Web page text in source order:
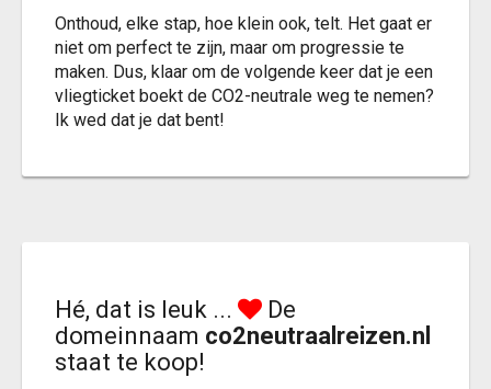
Onthoud, elke stap, hoe klein ook, telt. Het gaat er
niet om perfect te zijn, maar om progressie te
maken. Dus, klaar om de volgende keer dat je een
vliegticket boekt de CO2-neutrale weg te nemen?
Ik wed dat je dat bent!
Hé, dat is leuk ...
De
domeinnaam co2neutraalreizen.nl
staat te koop!